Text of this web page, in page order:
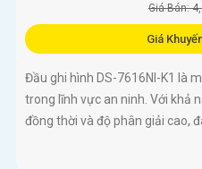
Giá Bán:
Giá
Đầu ghi hình DS-7616NI-K1 là
trong lĩnh vực an ninh. Với khả
đồng thời và độ phân giải cao,